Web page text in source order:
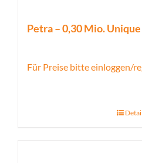
Petra – 0,30 Mio.
Für Preise bitte einloggen/